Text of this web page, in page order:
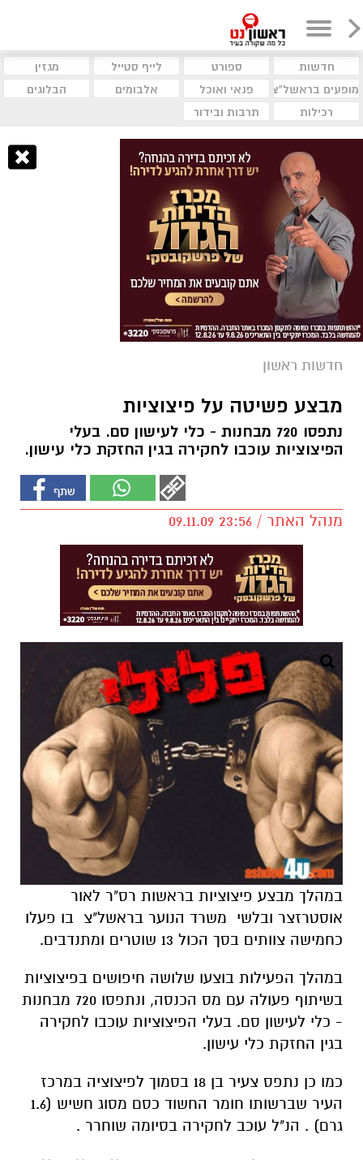
חדשות ספורט לייף סטייל
מגזין
מופעים בראשל"צ
פנאי ואוכל אלבומים
הבלוגים
רכילות
תרבות ובידור
חדשות ראשון
מבצע פשיטה על פיצוציות
נתפסו 720 מבחנות - כלי לעישון סם. בעלי
הפיצוציות עוכבו לחקירה בגין החזקת כלי עישון.
מנהל האתר / 23:56 09.11.09
במהלך מבצע פיצוציות בראשות רס"ר לאור
אוסטרזצר ובלשי משרד הנוער בראשל"צ בו פעלו
כחמישה צוותים בסך הכול 13 שוטרים ומתנדבים.
במהלך הפעילות בוצעו שלושה חיפושים בפיצוציות
בשיתוף פעולה עם מס הכנסה, ונתפסו 720 מבחנות
- כלי לעישון סם. בעלי הפיצוציות עוכבו לחקירה
בגין החזקת כלי עישון.
כמו כן נתפס צעיר בן 18 בסמוך לפיצוציה במרכז
העיר שברשותו חומר החשוד כסם מסוג חשיש (1.6
גרם) . הנ"ל עוכב לחקירה בסיומה שוחרר .